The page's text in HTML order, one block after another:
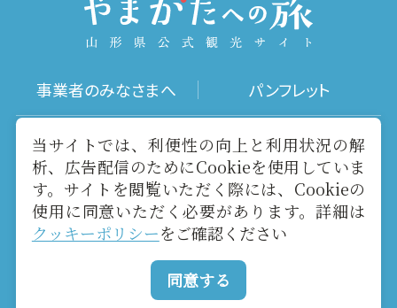
事業者のみなさまへ パンフレット
写真ダウンロード 動画ギャラリー
お役立ちリンク 当サイトについて
メールマガジン お問い合わせ
Copyright yamagatakanko.com 2020-2026 All Rights
当サイトでは、利便性の向上と利用状況の解
析、広告配信のためにCookieを使用していま
す。サイトを閲覧いただく際には、Cookieの
使用に同意いただく必要があります。詳細は
クッキーポリシーをご確認ください
同意する